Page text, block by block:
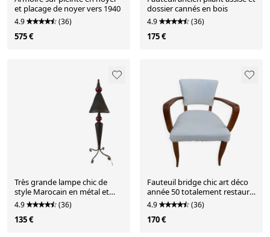
et placage de noyer vers 1940
4.9 (36)
575 €
dossier cannés en bois
4.9 (36)
175 €
Très grande lampe chic de
style Marocain en métal et
verre H 96.50 cm
4.9 (36)
135 €
Fauteuil bridge chic art déco
année 50 totalement restauré
et cousu main
4.9 (36)
170 €